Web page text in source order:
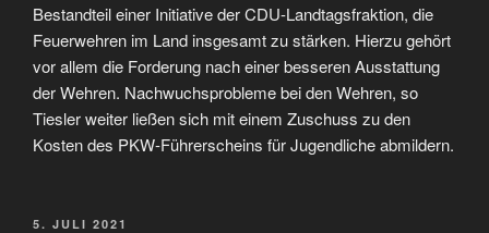
Bestandteil einer Initiative der CDU-Landtagsfraktion, die
Feuerwehren im Land insgesamt zu stärken. Hierzu gehört
vor allem die Forderung nach einer besseren Ausstattung
der Wehren. Nachwuchsprobleme bei den Wehren, so
Tiesler weiter ließen sich mit einem Zuschuss zu den
Kosten des PKW-Führerscheins für Jugendliche abmildern.
VERÖFFENTLICHT
5. JULI 2021